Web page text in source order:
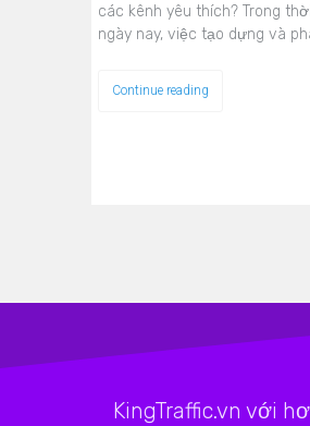
các kênh yêu thích? Trong
ngày nay, việc tạo dựng và
Continue reading
KingTraffic.vn với